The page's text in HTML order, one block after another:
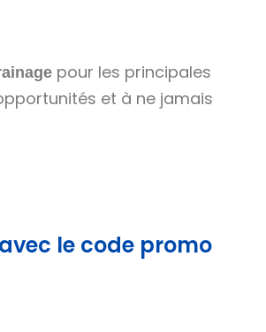
pour les principales
et à ne jamais
le code promo